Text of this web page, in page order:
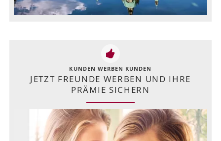
KUNDEN WERBEN KUNDEN
JETZT FREUNDE WERBEN UND IHRE
PRÄMIE SICHERN